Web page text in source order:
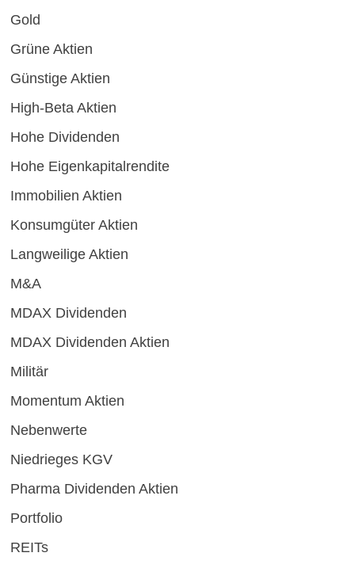
Gold
Grüne Aktien
Günstige Aktien
High-Beta Aktien
Hohe Dividenden
Hohe Eigenkapitalrendite
Immobilien Aktien
Konsumgüter Aktien
Langweilige Aktien
M&A
MDAX Dividenden
MDAX Dividenden Aktien
Militär
Momentum Aktien
Nebenwerte
Niedrieges KGV
Pharma Dividenden Aktien
Portfolio
REITs